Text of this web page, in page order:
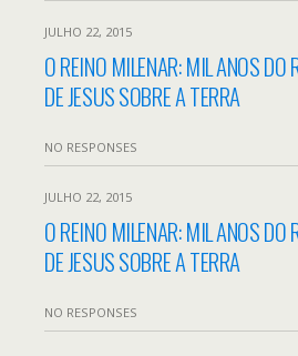
JULHO 22, 2015
O REINO MILENAR: MIL ANOS DO
DE JESUS SOBRE A TERRA
NO RESPONSES
JULHO 22, 2015
O REINO MILENAR: MIL ANOS DO
DE JESUS SOBRE A TERRA
NO RESPONSES